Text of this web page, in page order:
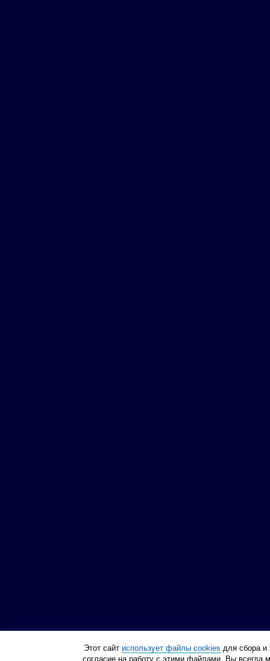
Этот сайт использует файлы cookies для сбора и
согласие на работу с этими файлами. Вы всегда